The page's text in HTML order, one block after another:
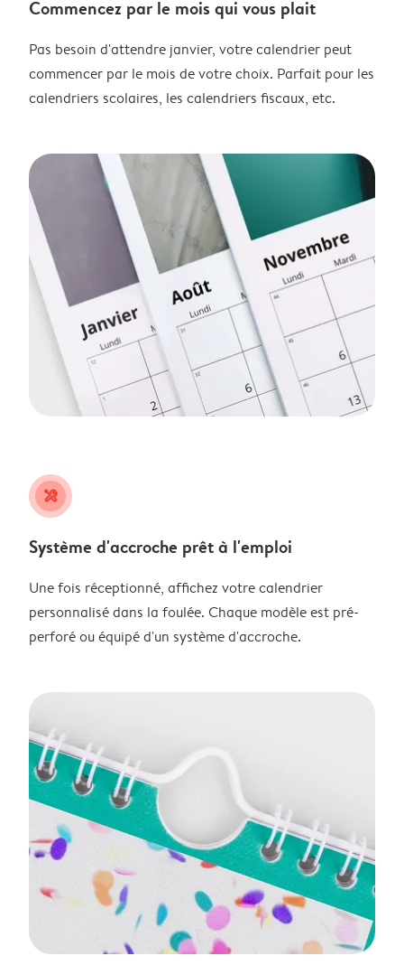
Commencez par le mois qui vous plait
Pas besoin d'attendre janvier, votre calendrier peut
commencer par le mois de votre choix. Parfait pour les
calendriers scolaires, les calendriers fiscaux, etc.
tools
Système d'accroche prêt à l'emploi
Une fois réceptionné, affichez votre calendrier
personnalisé dans la foulée. Chaque modèle est pré-
perforé ou équipé d'un système d'accroche.